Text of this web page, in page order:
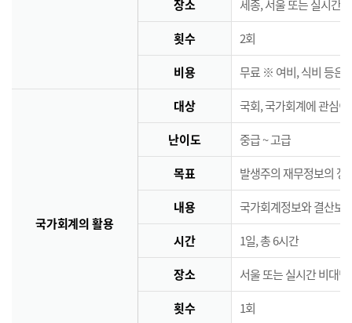
장소 세종, 서울 또는 실시간
횟수 2회
비용 무료 ※ 여비, 식비 등은
국가회계의 활용
대상 국회, 국가회계에 관심
난이도 중급 ~ 고급
목표 발생주의 재무정보의 정
내용 국가회계정보와 결산보
시간 1일, 총 6시간
장소 서울 또는 실시간 비대
횟수 1회